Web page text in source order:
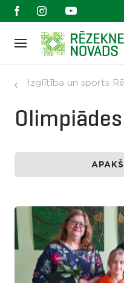
Izglītība un sports
Olimpiādes